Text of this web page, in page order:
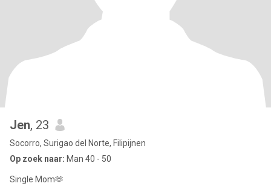
Jen, 23
Socorro, Surigao del Norte, Filipijnen
Op zoek naar: Man 40 - 50
Single Mom🫶